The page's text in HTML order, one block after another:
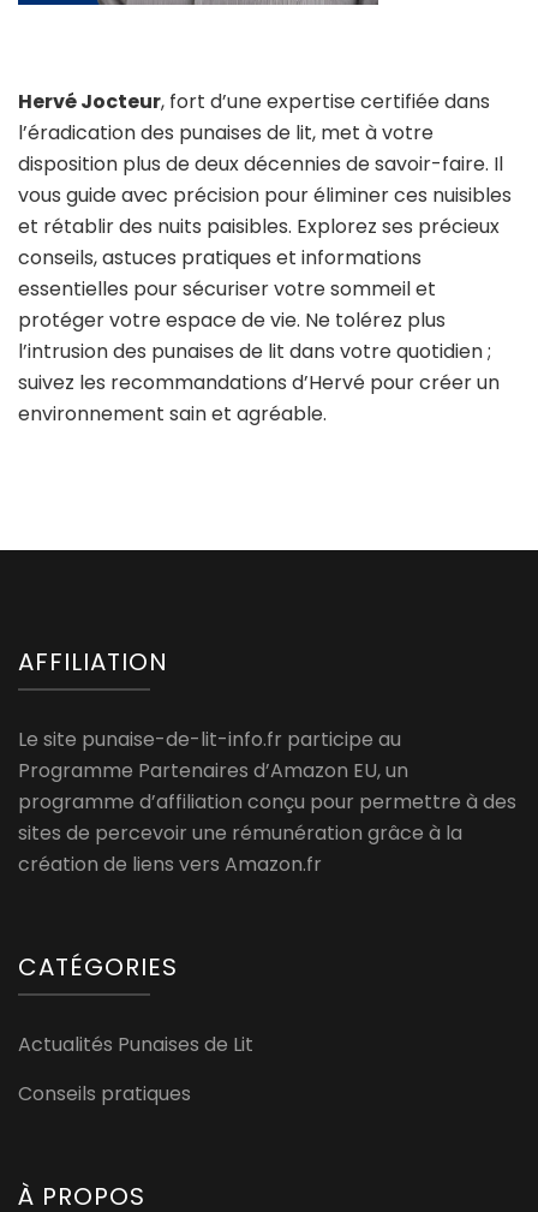
Hervé Jocteur, fort d’une expertise certifiée dans
l’éradication des punaises de lit, met à votre
disposition plus de deux décennies de savoir-faire. Il
vous guide avec précision pour éliminer ces nuisibles
et rétablir des nuits paisibles. Explorez ses précieux
conseils, astuces pratiques et informations
essentielles pour sécuriser votre sommeil et
protéger votre espace de vie. Ne tolérez plus
l’intrusion des punaises de lit dans votre quotidien ;
suivez les recommandations d’Hervé pour créer un
environnement sain et agréable.
AFFILIATION
Le site punaise-de-lit-info.fr participe au
Programme Partenaires d’Amazon EU, un
programme d’affiliation conçu pour permettre à des
sites de percevoir une rémunération grâce à la
création de liens vers Amazon.fr
CATÉGORIES
Actualités Punaises de Lit
Conseils pratiques
À PROPOS